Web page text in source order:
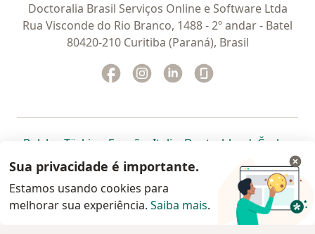
Doctoralia Brasil Serviços Online e Software Ltda
Rua Visconde do Rio Branco, 1488 - 2º andar - Batel
80420-210 Curitiba (Paraná), Brasil
Facebook
abre num novo separador
Instagram
abre num novo separador
Linkedin
abre num novo
Polska abre num novo separador
Türkiye abre num novo separador
España abre num novo separador
Italia abre num novo
Deutschlandabre num
Česko
Portugal abre num novo separador
, México abre num novo separador
, abre num novo separador
Brasil abre num novoabre num
abre
Colombia abre num novo
www.doctoralia.com.br © 2026 - Agende agora sua
Sua privacidade é importante.
Estamos usando cookies para
melhorar sua experiência. Saiba mais.